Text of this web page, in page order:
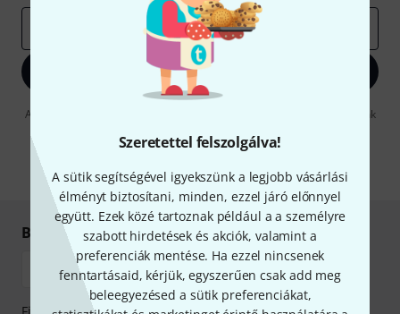
Szeretettel felszolgálva!
A sütik segítségével igyekszünk a legjobb vásárlási
élményt biztosítani, minden, ezzel járó előnnyel
együtt. Ezek közé tartoznak például a a személyre
szabott hirdetések és akciók, valamint a
preferenciák mentése. Ha ezzel nincsenek
fenntartásaid, kérjük, egyszerűen csak add meg
beleegyezésed a sütik preferenciákat,
Bejelentkezés
A "Bejelentkezés" gombra kattintva elfogadja, hogy e-mailben küldjünk
információkat azdata protection guideline-ben talál.
* Kitöltés kötelező
Biztonságos vásárlás és fizetés